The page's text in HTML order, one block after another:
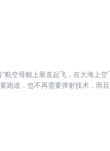
航空母舰上垂直起飞，在大海上
跑道，也不再需要弹射技术，而